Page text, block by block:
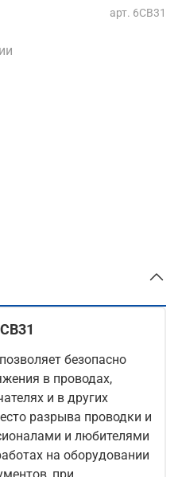
арт. 6CB31
безопасно
в проводах,
и в других
разрыва проводки и
и любителями
на оборудовании